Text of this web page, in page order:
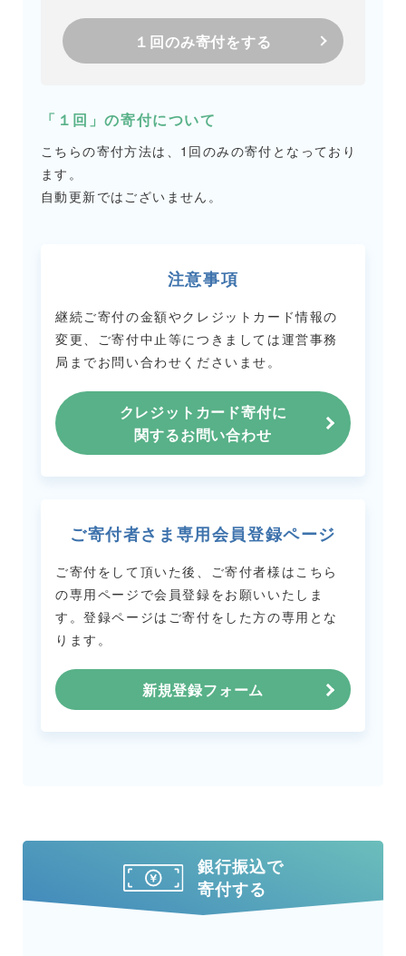
１回のみ寄付をする
「１回」の寄付について
こちらの寄付方法は、1回のみの寄付となっており
ます。
自動更新ではございません。
注意事項
継続ご寄付の金額やクレジットカード情報の
変更、ご寄付中止等につきましては運営事務
局までお問い合わせくださいませ。
クレジットカード寄付に
関するお問い合わせ
ご寄付者さま専用会員登録ページ
ご寄付をして頂いた後、ご寄付者様はこちら
の専用ページで会員登録をお願いいたしま
す。登録ページはご寄付をした方の専用とな
ります。
新規登録フォーム
銀行振込で
寄付する